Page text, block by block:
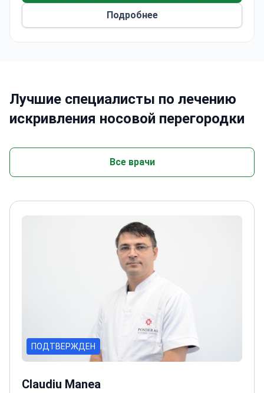
1 ночи, медикаменты, питание и всю
необходимую медицинскую помощь.
Подробнее
Лучшие специалисты по лечению
искривления носовой перегородки
Все врачи
ПОДТВЕРЖДЕН
Claudiu Manea